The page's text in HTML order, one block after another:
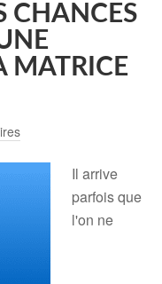
CHANCES
MATRICE
Il arrive
parfois que
l'on ne